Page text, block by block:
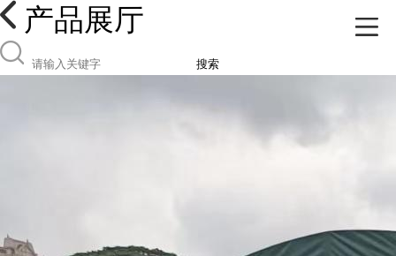
产品展厅
搜索